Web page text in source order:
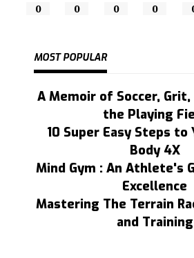
0 0 0 0
MOST POPULAR
A Memoir of Soccer,
the Playing
10 Super Easy Steps to
Body 4X
Mind Gym : An Athlete's
Excellence
Mastering The Terrain
and Training